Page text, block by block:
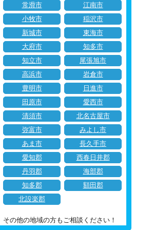
常滑市
江南市
小牧市
稲沢市
新城市
東海市
大府市
知多市
知立市
尾張旭市
高浜市
岩倉市
豊明市
日進市
田原市
愛西市
清須市
北名古屋市
弥富市
みよし市
あま市
長久手市
愛知郡
西春日井郡
丹羽郡
海部郡
知多郡
額田郡
北設楽郡
その他の地域の方もご相談ください！